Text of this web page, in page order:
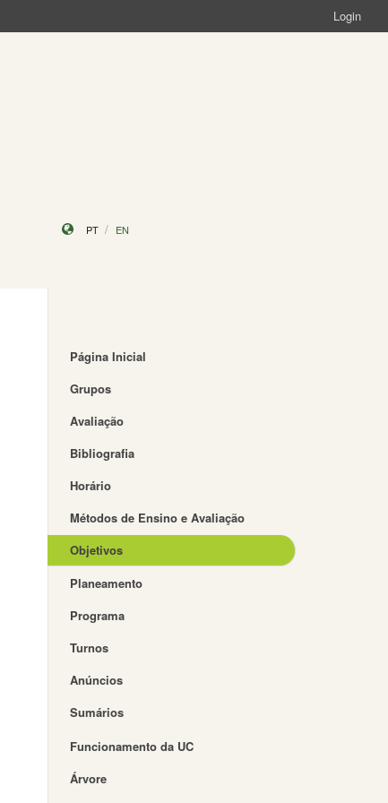
Login
PT EN
Página Inicial
Grupos
Avaliação
Bibliografia
Horário
Métodos de Ensino e Avaliação
Objetivos
Planeamento
Programa
Turnos
Anúncios
Sumários
Funcionamento da UC
Árvore